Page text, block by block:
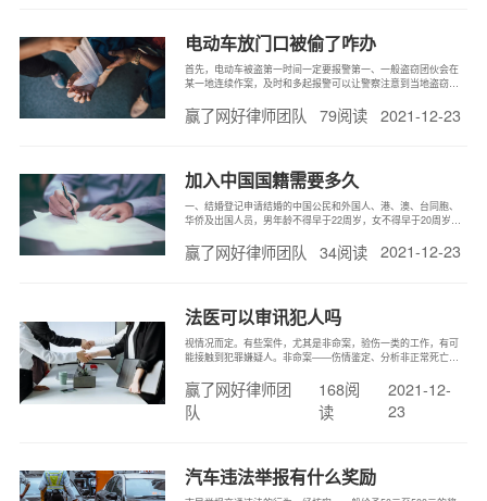
电动车放门口被偷了咋办
首先，电动车被盗第一时间一定要报警第一、一般盗窃团伙会在
某一地连续作案，及时和多起报警可以让警察注意到当地盗窃团
所盗财务，派出所一般会告知报案人，到派出所认领失物。第
三、报警后警察会在当地进行走访调查，在一定程度上会给藏在
赢了网好律师团队 79阅读 2021-12-23
加入中国国籍需要多久
一、结婚登记申请结婚的中国公民和外国人、港、澳、台同胞、
华侨及出国人员，男年龄不得早于22周岁，女不得早于20周岁。
份证）；2.本人所在工作单位或城市街道办事处，农村乡（镇）人
民政府出具的婚姻状况证明。(二)外国人、外籍华人1
赢了网好律师团队 34阅读 2021-12-23
法医可以审讯犯人吗
视情况而定。有些案件，尤其是非命案，验伤一类的工作，有可
能接触到犯罪嫌疑人。非命案——伤情鉴定、分析非正常死亡案
因、推断凶器、涉案人数、概括作案手法、甚至根据经验提供犯
罪侧写。
赢了网好律师团
队
168阅
读
2021-12-
23
汽车违法举报有什么奖励